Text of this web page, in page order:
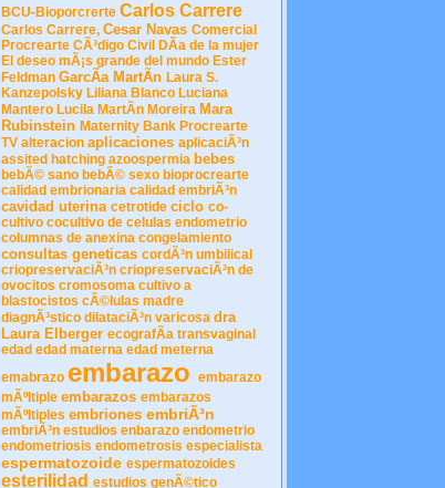
BCU-Bioporcrerte Carlos Carrere
Carlos Carrere, Cesar Navas Comercial
Procrearte CÃ³digo Civil DÃ­a de la mujer
El deseo mÃ¡s grande del mundo Ester
Feldman GarcÃ­a MartÃ­n Laura S.
Kanzepolsky Liliana Blanco Luciana
Mantero Lucila MartÃ­n Moreira Mara
Rubinstein Maternity Bank Procrearte
TV alteracion aplicaciones aplicaciÃ³n
assited hatching azoospermia bebes
bebÃ© sano bebÃ© sexo bioprocrearte
calidad embrionaria calidad embriÃ³n
cavidad uterina cetrotide ciclo co-
cultivo cocultivo de celulas endometrio
columnas de anexina congelamiento
consultas geneticas cordÃ³n umbilical
criopreservaciÃ³n criopreservaciÃ³n de
ovocitos cromosoma cultivo a
blastocistos cÃ©lulas madre
diagnÃ³stico dilataciÃ³n varicosa dra
Laura Elberger ecografÃ­a transvaginal
edad edad materna edad meterna
emabrazo embarazo embarazo
mÃºltiple embarazos embarazos
mÃºltiples embriones embriÃ³n
embriÃ³n estudios enbarazo endometrio
endometriosis endometrosis especialista
espermatozoide espermatozoides
esterilidad estudios genÃ©tico